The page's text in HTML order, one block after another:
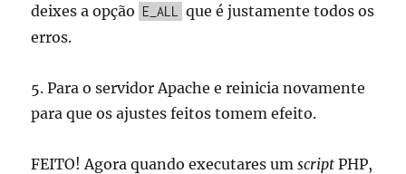
deixes a opção E_ALL
que é justamente todos os
erros.
5. Para o servidor Apache e reinicia novamente
para que os ajustes feitos tomem efeito.
FEITO! Agora quando executares umscript PHP,